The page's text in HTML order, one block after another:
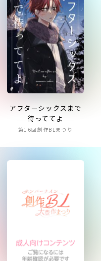
アフターシックスまで
待っててよ
第16回創作BLまつり